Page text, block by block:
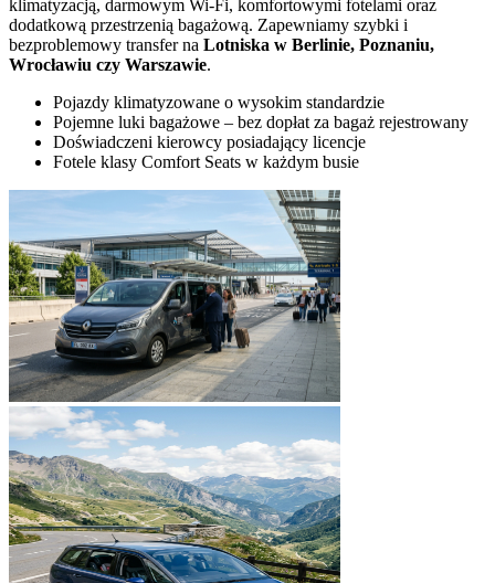
klimatyzacją, darmowym Wi-Fi, komfortowymi fotelami oraz
dodatkową przestrzenią bagażową. Zapewniamy szybki i
bezproblemowy transfer na Lotniska w Berlinie, Poznaniu,
Wrocławiu czy Warszawie.
Pojazdy klimatyzowane o wysokim standardzie
Pojemne luki bagażowe – bez dopłat za bagaż rejestrowany
Doświadczeni kierowcy posiadający licencje
Fotele klasy Comfort Seats w każdym busie